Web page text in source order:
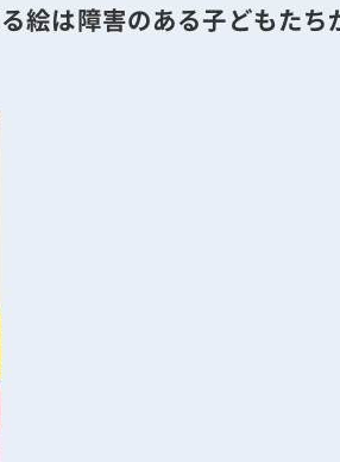
絵は障害のある子どもた